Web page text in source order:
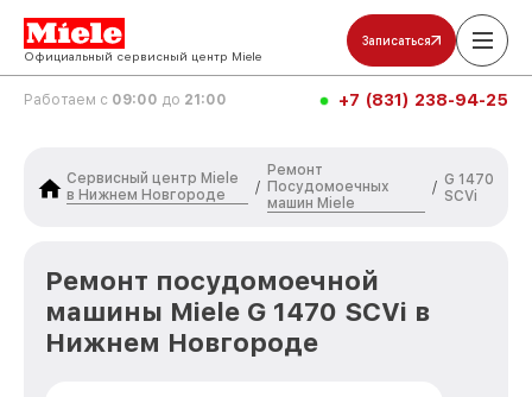
Официальный сервисный центр Miele
Записаться
Работаем с 09:00 до 21:00 +7 (831) 238-94-25
Сервисный центр Miele
в Нижнем Новгороде
/
Ремонт
Посудомоечных
машин Miele
/ G 1470
SCVi
Ремонт посудомоечной
машины Miele G 1470 SCVi в
Нижнем Новгороде